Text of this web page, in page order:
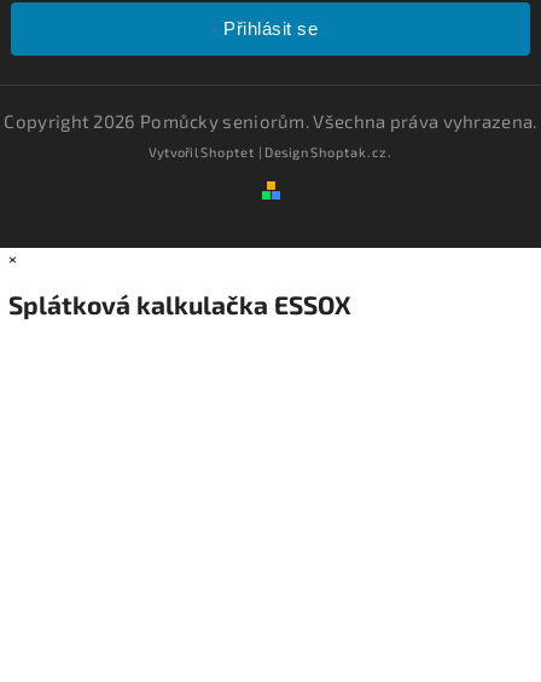
Přihlásit se
Copyright 2026 Pomůcky seniorům. Všechna práva vyhrazena.
VytvořilShoptet | DesignShoptak.cz.
×
Splátková kalkulačka ESSOX